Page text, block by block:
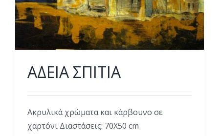
ΑΔΕΙΑ ΣΠΙΤΙΑ
Ακρυλικά χρώματα και κάρβουνο σε
χαρτόνι Διαστάσεις: 70Χ50 cm